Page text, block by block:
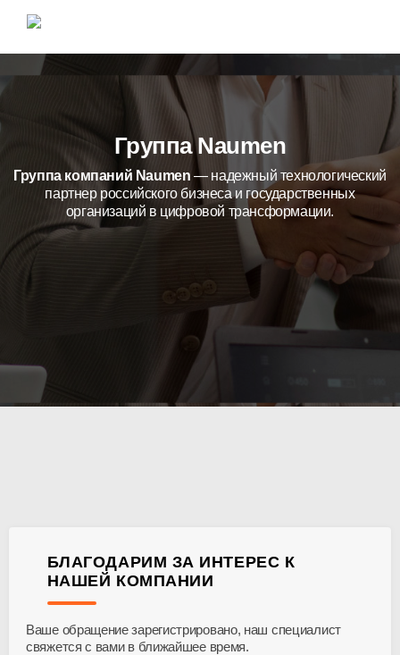
Группа Naumen
Группа компаний Naumen — надежный технологический
партнер российского бизнеса и государственных
организаций в цифровой трансформации.
БЛАГОДАРИМ ЗА ИНТЕРЕС К
НАШЕЙ КОМПАНИИ
Ваше обращение зарегистрировано, наш специалист
свяжется с вами в ближайшее время.